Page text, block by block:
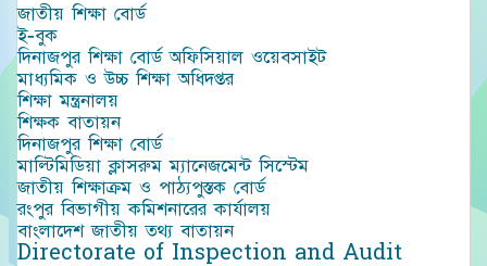
জাতীয় শিক্ষা বোর্ড
ই-বুক
দিনাজপুর শিক্ষা বোর্ড অফিসিয়াল ওয়েবসাইট
মাধ্যমিক ও উচ্চ শিক্ষা অধিদপ্তর
শিক্ষা মন্ত্রনালয়
শিক্ষক বাতায়ন
দিনাজপুর শিক্ষা বোর্ড
মাল্টিমিডিয়া ক্লাসরুম ম্যানেজমেন্ট সিস্টেম
জাতীয় শিক্ষাক্রম ও পাঠ্যপুস্তক বোর্ড
রংপুর বিভাগীয় কমিশনারের কার্যালয়
বাংলাদেশ জাতীয় তথ্য বাতায়ন
Directorate of Inspection and Audit